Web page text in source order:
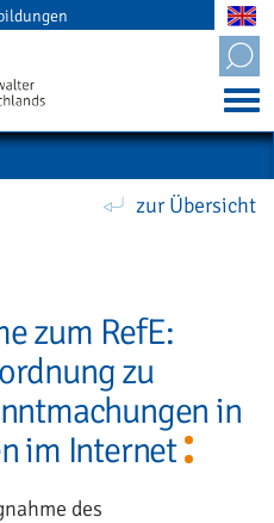
zum RefE:
zu
in
im Internet
des
zur Übersicht